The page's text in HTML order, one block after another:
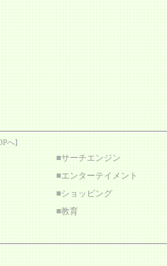
へ]
■サーチエンジン
■エンターテイメント
■ショッピング
■教育